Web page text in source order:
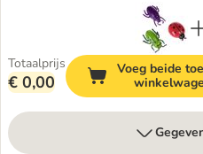
Totaalprijs
€ 0,00
Voeg beide